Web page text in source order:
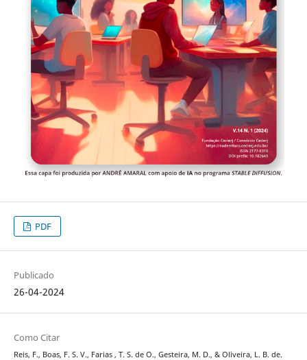
PDF
Publicado
26-04-2024
Como Citar
Reis, F., Boas, F. S. V., Farias , T. S. de O., Gesteira, M. D., & Oliveira, L. B. de.